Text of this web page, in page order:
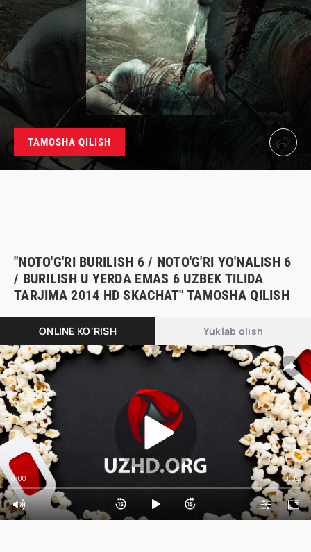
TAMOSHA QILISH
"NOTO'G'RI BURILISH 6 / NOTO'G'RI YO'NALISH 6
/ BURILISH U YERDA EMAS 6 UZBEK TILIDA
TARJIMA 2014 HD SKACHAT" TAMOSHA QILISH
ONLINE KO'RISH Yuklab olish
0:00 0:00